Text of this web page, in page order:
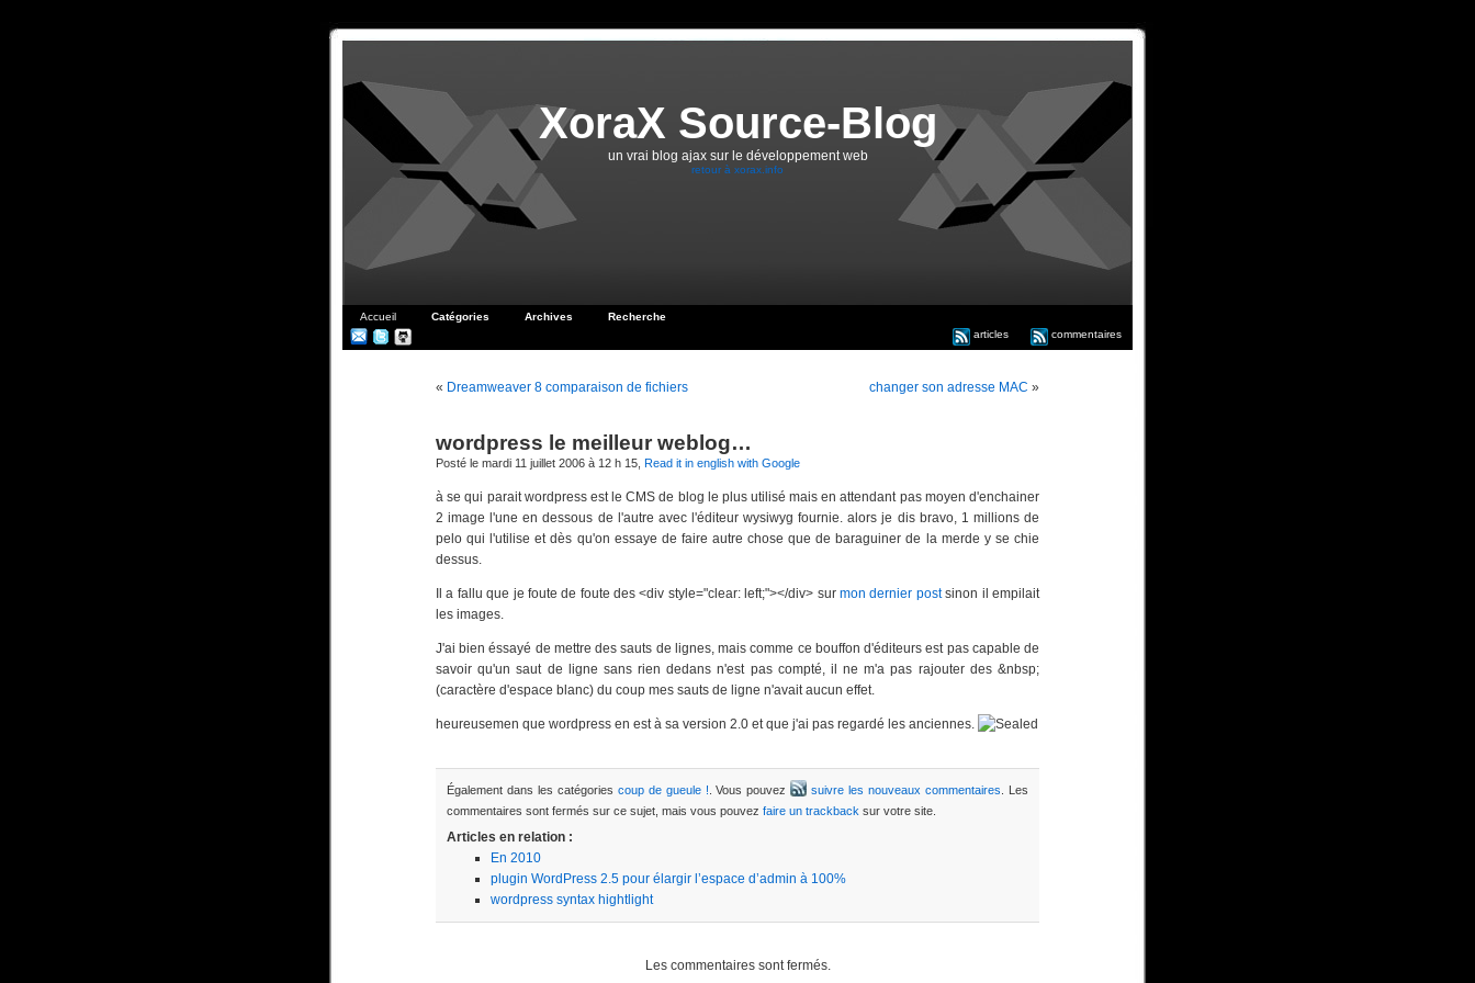
XoraX Source-Blog
un vrai blog ajax sur le développement web
retour à xorax.info
Accueil Catégories Archives
Recherche
articles
commentaires
« Dreamweaver 8 comparaison de fichiers changer son adresse MAC »
wordpress le meilleur weblog…
Posté le mardi 11 juillet 2006 à 12 h 15, Read it in english with Google
à se qui parait wordpress est le CMS de blog le plus utilisé mais en attendant pas moyen d'enchainer
2 image l'une en dessous de l'autre avec l'éditeur wysiwyg fournie. alors je dis bravo, 1 millions de
pelo qui l'utilise et dès qu'on essaye de faire autre chose que de baraguiner de la merde y se chie
dessus.
Il a fallu que je foute de foute des <div style="clear: left;"></div> surmon dernier postsinon il empilait
les images.
J'ai bien éssayé de mettre des sauts de lignes, mais comme ce bouffon d'éditeurs est pas capable de
savoir qu'un saut de ligne sans rien dedans n'est pas compté, il ne m'a pas rajouter des &nbsp;
(caractère d'espace blanc) du coup mes sauts de ligne n'avait aucun effet.
heureusemen que wordpress en est à sa version 2.0 et que j'ai pas regardé les anciennes.
Également dans les catégories coup de gueule ! . Vous pouvez suivre les nouveaux commentaires . Les
commentaires sont fermés sur ce sujet, mais vous pouvez faire un trackback sur votre site.
Articles en relation :
En 2010
plugin WordPress 2.5 pour élargir l’espace d’admin à 100%
wordpress syntax hightlight
Les commentaires sont fermés.